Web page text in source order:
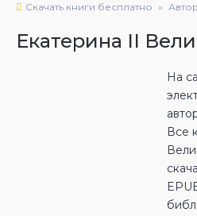
Скачать книги бесплатно
Екатерина II
На
Все